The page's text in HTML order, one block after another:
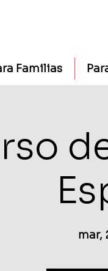
Familias
mar,